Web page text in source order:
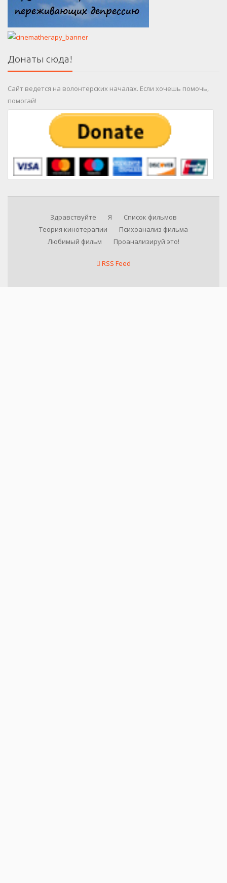
Донаты сюда!
Сайт ведется на волонтерских началах. Если хочешь помочь,
помогай!
Здравствуйте Я
Список фильмов
Теория кинотерапии
Психоанализ фильма
Любимый фильм
Проанализируй это!
RSS Feed